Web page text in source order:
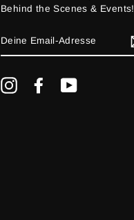
Behind the Scenes & Events!
EMAIL-
ADRESSE
InstagramFacebookYouTube